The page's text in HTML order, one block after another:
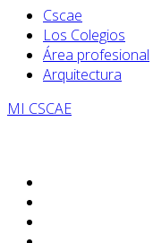
Cscae
Los Colegios
Área profesional
Arquitectura
MI CSCAE